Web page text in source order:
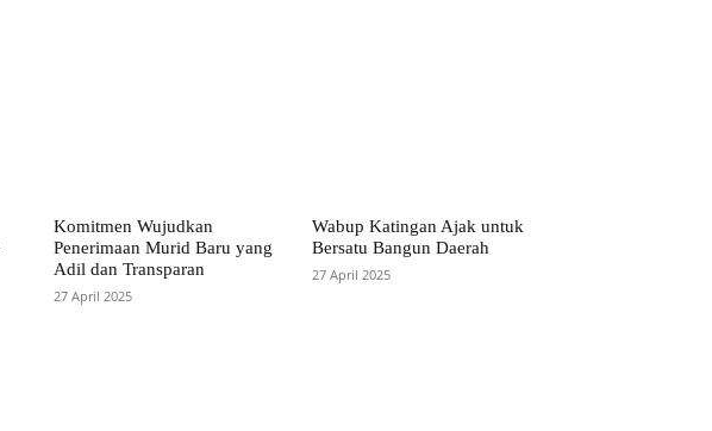
Komitmen Wujudkan
Penerimaan Murid Baru yang
Adil dan Transparan
27 April 2025
Wabup Katingan Ajak untuk
Bersatu Bangun Daerah
27 April 2025